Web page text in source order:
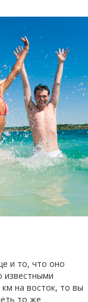
и то, что оно
известными
на восток, то вы
то же